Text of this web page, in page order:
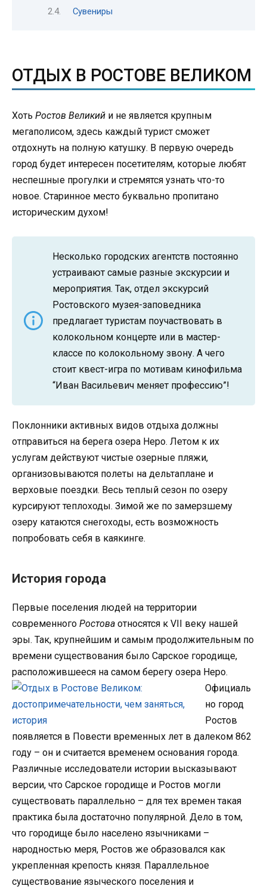
Сувениры
ОТДЫХ В РОСТОВЕ ВЕЛИКОМ
Хоть Ростов Великий и не является крупным
мегаполисом, здесь каждый турист сможет
отдохнуть на полную катушку. В первую очередь
город будет интересен посетителям, которые любят
неспешные прогулки и стремятся узнать что-то
новое. Старинное место буквально пропитано
историческим духом!
Несколько городских агентств постоянно
устраивают самые разные экскурсии и
мероприятия. Так, отдел экскурсий
Ростовского музея-заповедника
предлагает туристам поучаствовать в
колокольном концерте или в мастер-
классе по колокольному звону. А чего
стоит квест-игра по мотивам кинофильма
“Иван Васильевич меняет профессию”!
Поклонники активных видов отдыха должны
отправиться на берега озера Неро. Летом к их
услугам действуют чистые озерные пляжи,
организовываются полеты на дельтаплане и
верховые поездки. Весь теплый сезон по озеру
курсируют теплоходы. Зимой же по замерзшему
озеру катаются снегоходы, есть возможность
попробовать себя в каякинге.
История города
Первые поселения людей на территории
современного Ростова относятся к VII веку нашей
эры. Так, крупнейшим и самым продолжительным по
времени существования было Сарское городище,
расположившееся на самом берегу озера Неро.
Официаль
но город
Ростов
появляется в Повести временных лет в далеком 862
году – он и считается временем основания города.
Различные исследователи истории высказывают
версии, что Сарское городище и Ростов могли
существовать параллельно – для тех времен такая
практика была достаточно популярной. Дело в том,
что городище было населено язычниками –
народностью меря, Ростов же образовался как
укрепленная крепость князя. Параллельное
существование языческого поселения и